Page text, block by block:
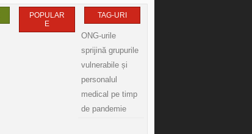
POPULAR
E
TAG-URI
ONG-urile
sprijină grupurile
vulnerabile și
personalul
medical pe timp
de pandemie